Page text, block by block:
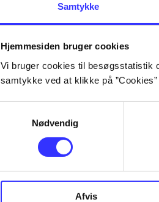
Samtykke
Hjemmesiden bruger cookies
Vi bruger cookies til besøgsstatistik
samtykke ved at klikke på
Nødvendig
Afvis
...